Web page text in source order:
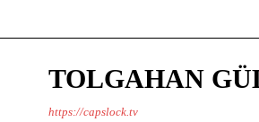
TOLGAHAN
https://capslock.tv